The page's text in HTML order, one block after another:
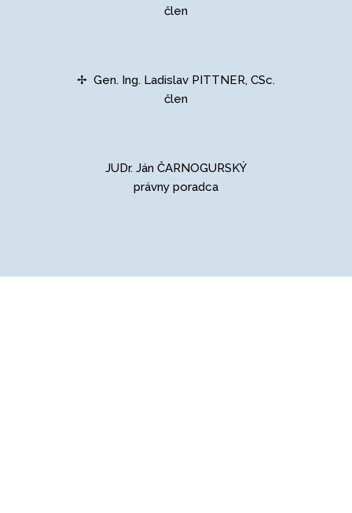
člen
✢ Gen. Ing. Ladislav PITTNER, CSc.
člen
JUDr. Ján ČARNOGURSKÝ
právny poradca